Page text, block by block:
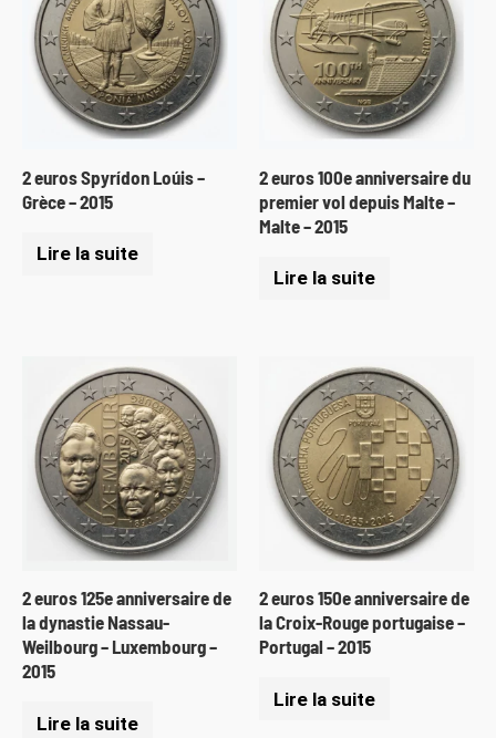
2 euros Spyrídon Loúis –
Grèce – 2015
Lire la suite
2 euros 100e anniversaire du
premier vol depuis Malte –
Malte – 2015
Lire la suite
2 euros 125e anniversaire de
la dynastie Nassau-
Weilbourg – Luxembourg –
2015
Lire la suite
2 euros 150e anniversaire de
la Croix-Rouge portugaise –
Portugal – 2015
Lire la suite